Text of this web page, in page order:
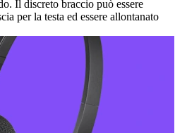
Il discreto braccio può essere
per la testa ed essere allontanato